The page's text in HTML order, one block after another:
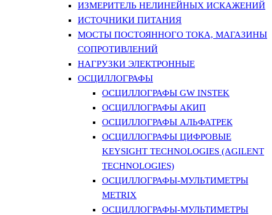
ИЗМЕРИТЕЛЬ НЕЛИНЕЙНЫХ ИСКАЖЕНИЙ
ИСТОЧНИКИ ПИТАНИЯ
МОСТЫ ПОСТОЯННОГО ТОКА, МАГАЗИНЫ
СОПРОТИВЛЕНИЙ
НАГРУЗКИ ЭЛЕКТРОННЫЕ
ОСЦИЛЛОГРАФЫ
ОСЦИЛЛОГРАФЫ GW INSTEK
ОСЦИЛЛОГРАФЫ АКИП
ОСЦИЛЛОГРАФЫ АЛЬФАТРЕК
ОСЦИЛЛОГРАФЫ ЦИФРОВЫЕ
KEYSIGHT TECHNOLOGIES (AGILENT
TECHNOLOGIES)
ОСЦИЛЛОГРАФЫ-МУЛЬТИМЕТРЫ
METRIX
ОСЦИЛЛОГРАФЫ-МУЛЬТИМЕТРЫ